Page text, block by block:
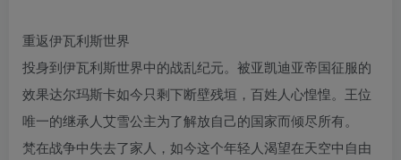
重返伊瓦利斯世界
投身到伊瓦利斯世界中的战乱纪元。被亚凯迪亚帝国征服的
效果达尔玛斯卡如今只剩下断壁残垣，百姓人心惶惶。王位
唯一的继承人艾雪公主为了解放自己的国家而倾尽所有。
梵在战争中失去了家人，如今这个年轻人渴望在天空中自由